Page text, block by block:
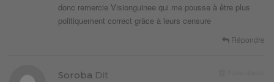
donc remercie Visionguinee qui me pousse à être plus
politiquement correct grâce à leurs censure
Répondre
Soroba Dit